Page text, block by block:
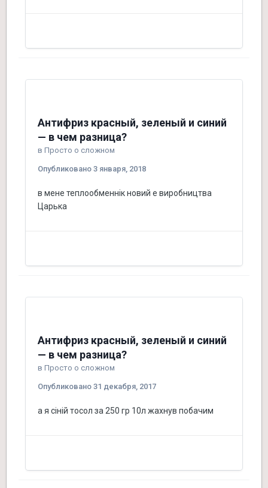
Антифриз красный, зеленый и синий
— в чем разница?
в Просто о сложном
Опубликовано 3 января, 2018
в мене теплообменнік новий е виробництва
Царька
Антифриз красный, зеленый и синий
— в чем разница?
в Просто о сложном
Опубликовано 31 декабря, 2017
а я сіній тосол за 250 гр 10л жахнув побачим